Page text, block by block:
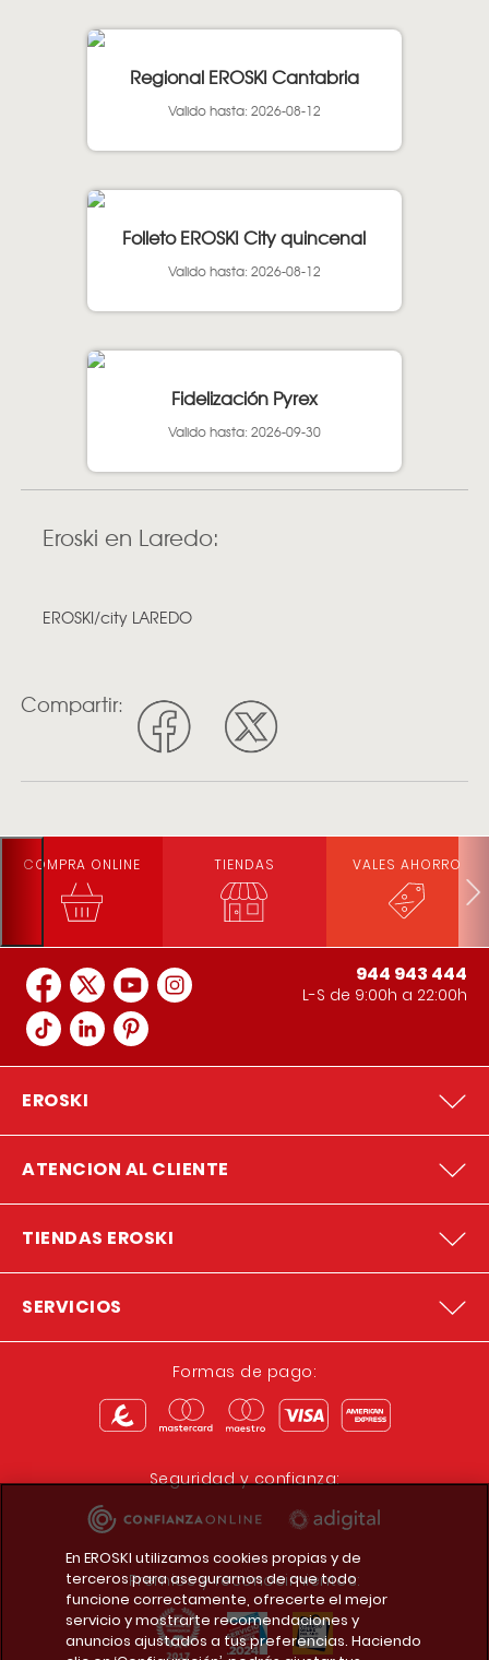
Regional EROSKI Cantabria
Valido hasta: 2026-08-12
Folleto EROSKI City quincenal
Valido hasta: 2026-08-12
Fidelización Pyrex
Valido hasta: 2026-09-30
Eroski en Laredo:
EROSKI/city LAREDO
Compartir:
COMPRA ONLINE TIENDAS VALES AHORRO
944 943 444
L-S de 9:00h a 22:00h
EROSKI
ATENCION AL CLIENTE
TIENDAS EROSKI
SERVICIOS
Formas de pago:
Seguridad y confianza:
Premios y reconocimientos:
En EROSKI utilizamos cookies propias y de
terceros para asegurarnos de que todo
funcione correctamente, ofrecerte el mejor
servicio y mostrarte recomendaciones y
anuncios ajustados a tus preferencias. Haciendo